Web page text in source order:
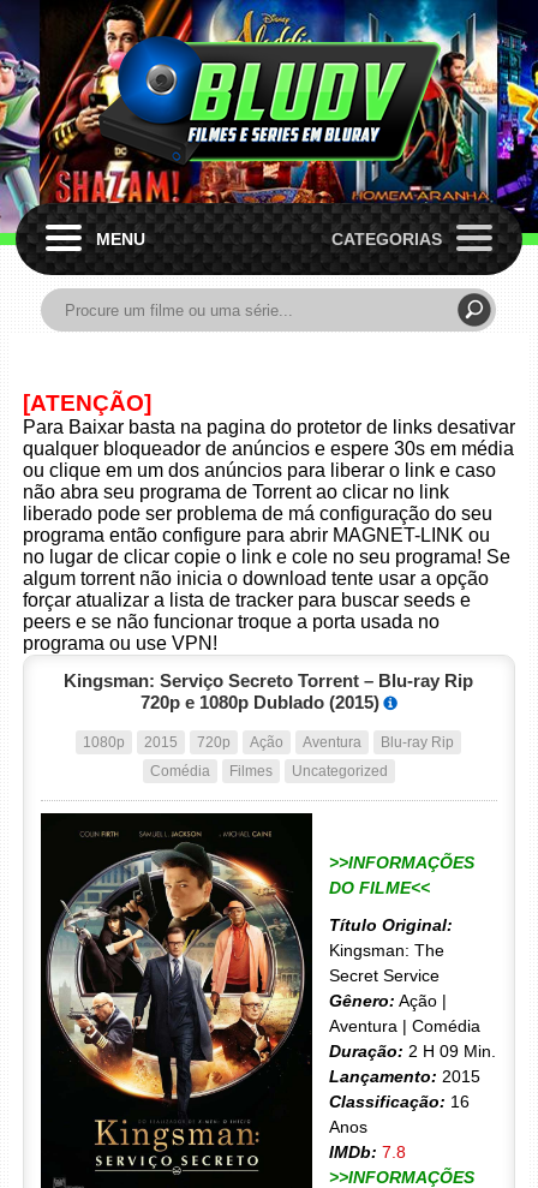
MENU CATEGORIAS
[ATENÇÃO]
Para Baixar basta na pagina do protetor de links desativar
qualquer bloqueador de anúncios e espere 30s em média
ou clique em um dos anúncios para liberar o link e caso
não abra seu programa de Torrent ao clicar no link
liberado pode ser problema de má configuração do seu
programa então configure para abrir MAGNET-LINK ou
no lugar de clicar copie o link e cole no seu programa! Se
algum torrent não inicia o download tente usar a opção
forçar atualizar a lista de tracker para buscar seeds e
peers e se não funcionar troque a porta usada no
programa ou use VPN!
Kingsman: Serviço Secreto Torrent – Blu-ray Rip
720p e 1080p Dublado (2015)
1080p 2015 720p Ação Aventura
Blu-ray Rip
Comédia
Filmes Uncategorized
>>INFORMAÇÕES
DO FILME<<
Título Original:
Kingsman: The
Secret Service
Gênero: Ação |
Aventura | Comédia
Duração: 2 H 09 Min.
Lançamento: 2015
Classificação: 16
Anos
IMDb: 7.8
>>INFORMAÇÕES